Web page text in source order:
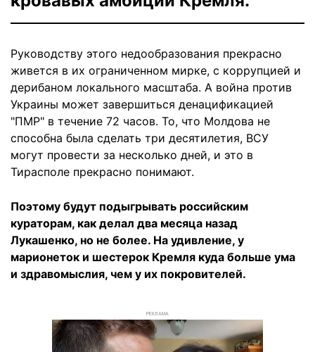
Руководству этого недообразования прекрасно
живется в их ограниченном мирке, с коррупцией и
дерибаном локального масштаба. А война против
Украины может завершиться денацификацией
"ПМР" в течение 72 часов. То, что Молдова не
способна была сделать три десятилетия, ВСУ
могут провести за несколько дней, и это в
Тирасполе прекрасно понимают.
Поэтому будут подыгрывать российским
кураторам, как делал два месяца назад
Лукашенко, но не более. На удивление, у
марионеток и шестерок Кремля куда больше ума
и здравомыслия, чем у их покровителей.
РЕКЛАМА